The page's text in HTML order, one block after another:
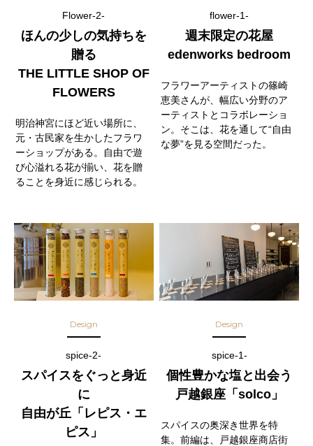
Flower-2-
ほんの少しの気持ちを
贈る
THE LITTLE SHOP OF
FLOWERS
明治神宮にほど近い場所に、
元・古民家を生かしたフラワ
ーショップがある。自由で遊
び心溢れる花が揃い、花を贈
ることを身近に感じられる。
flower-1-
週末限定の花屋
edenworks bedroom
フラワーアーティストの篠崎
恵美さんが、幅広い分野のア
ーティストとコラボレーショ
ン。そこは、花を通して“自由
な夢”を見る空間だった。
Design
spice-2-
スパイスをぐっと身近
に
自由が丘「レピス・エ
ピス」
Design
spice-1-
個性豊かな塩と出会う
戸越銀座「solco」
スパイスの奥深き世界を特
集。前編は、戸越銀座商店街